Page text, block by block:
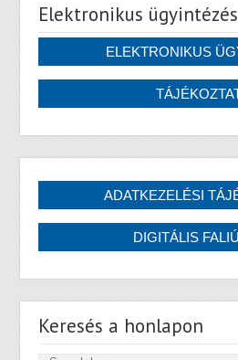
Elektronikus ügyintézés
Keresés a honlapon